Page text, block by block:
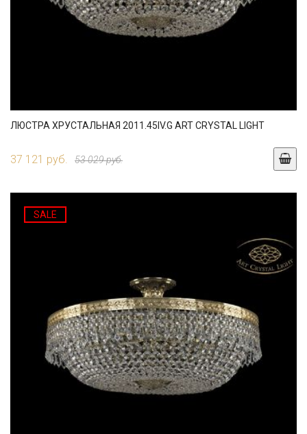
ЛЮСТРА ХРУСТАЛЬНАЯ 2011.45IV.G ART CRYSTAL LIGHT
37 121 руб. 53 029 руб.
SALE